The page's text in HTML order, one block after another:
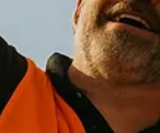
per i tuoi cantieri